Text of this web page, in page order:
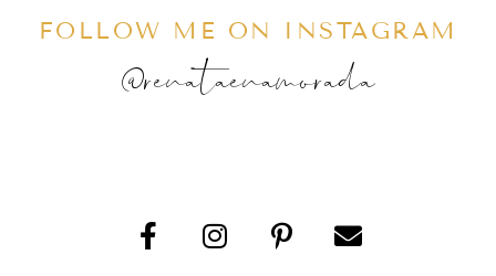
FOLLOW ME ON INSTAGRAM
@renataenamorada